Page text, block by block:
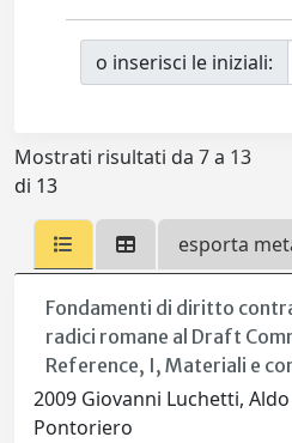
o inserisci le iniziali:
Mostrati risultati da 7 a 13
di 13
esporta
Fondamenti di diritto
radici romane al Draft
Reference, I, Materiali e
2009 Giovanni Luchetti,
Pontoriero